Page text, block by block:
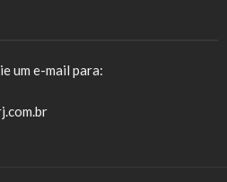
um e-mail para: